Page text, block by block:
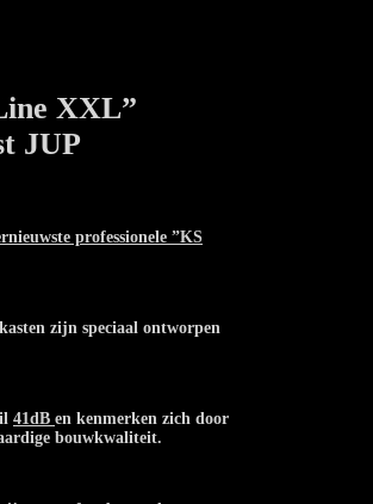
XXL”
JUP
professionele ”KS
zijn speciaal ontworpen
41dB en kenmerken zich door
bouwkwaliteit.